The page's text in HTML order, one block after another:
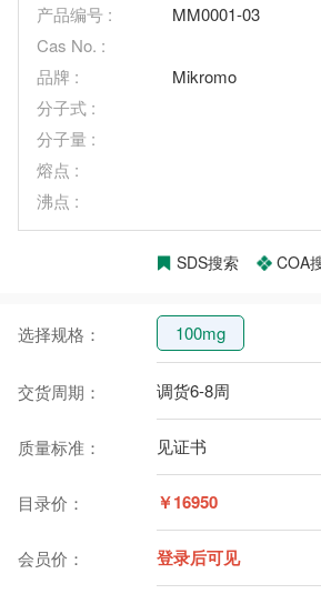
产品编号 :
MM0001-03
Cas No. :
品牌 :
Mikromo
分子式 :
分子量 :
熔点 :
沸点 :
SDS搜索 COA
选择规格： 100mg
交货周期： 调货6-8周
质量标准： 见证书
目录价： ￥16950
会员价： 登录后可见